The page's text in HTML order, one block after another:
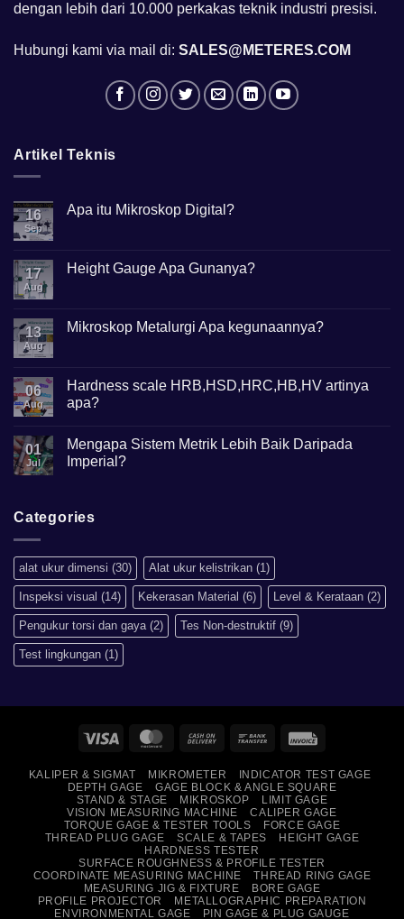
dengan lebih dari 10.000 perkakas teknik industri presisi.
Hubungi kami via mail di: SALES@METERES.COM
Artikel Teknis
16
Sep
Apa itu Mikroskop Digital?
Apa
itu
17
Aug
Height Gauge Apa Gunanya?
Height
Gauge
13
Aug
Mikroskop Metalurgi Apa kegunaannya?
Mikroskop
Metalurgi
Apa
06
Aug
Hardness scale HRB,HSD,HRC,HB,HV artinya
apa?
on
Hardness
scale
01
Jul
Mengapa Sistem Metrik Lebih Baik Daripada
Imperial?
Mengapa
Baik
Daripada
Imperial?
Categories
alat ukur dimensi (30) Alat ukur kelistrikan (1)
Inspeksi visual (14) Kekerasan Material (6) Level & Kerataan (2)
Pengukur torsi dan gaya (2) Tes Non-destruktif (9)
Test lingkungan (1)
Visa MasterCardCash
Delivery
Bank
KALIPER & SIGMAT MIKROMETER
INDICATOR TEST GAGE
DEPTH GAGE
GAGE BLOCK & ANGLE SQUARE
STAND & STAGE
MIKROSKOP
LIMIT GAGE
VISION MEASURING MACHINE
CALIPER GAGE
TORQUE GAGE & TESTER TOOLS
FORCE GAGE
THREAD PLUG GAGE
SCALE & TAPES
HEIGHT GAGE
HARDNESS TESTER
SURFACE ROUGHNESS & PROFILE TESTER
COORDINATE MEASURING MACHINE
THREAD RING GAGE
MEASURING JIG & FIXTURE
BORE GAGE
PROFILE PROJECTOR
METALLOGRAPHIC PREPARATION
ENVIRONMENTAL GAGE
PIN GAGE & PLUG GAUGE